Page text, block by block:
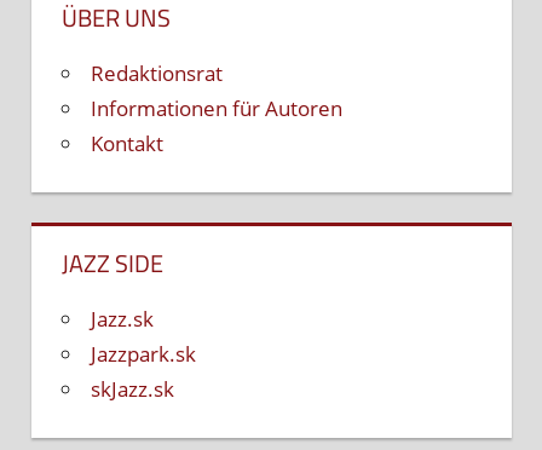
ÜBER UNS
Redaktionsrat
Informationen für Autoren
Kontakt
JAZZ SIDE
Jazz.sk
Jazzpark.sk
skJazz.sk